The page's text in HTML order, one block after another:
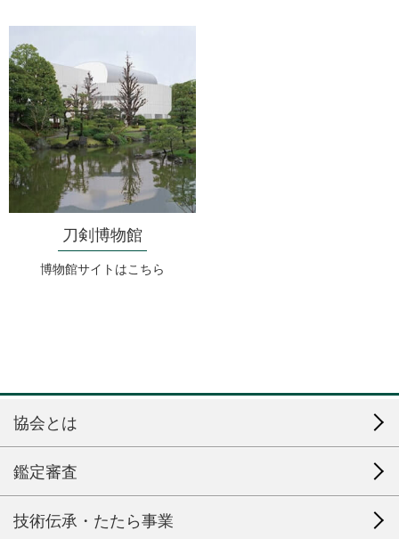
刀剣博物館
博物館サイトはこちら
協会とは
鑑定審査
技術伝承・たたら事業